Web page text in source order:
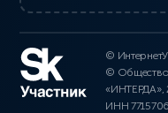
©
© Общество
«ИНТЕРДА»,
ИНН